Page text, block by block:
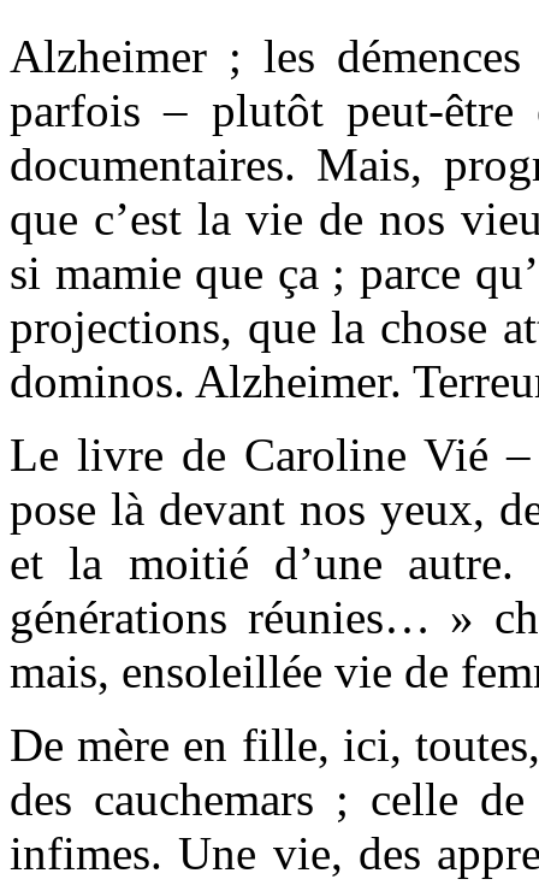
Alzheimer ; les
parfois – plutôt peut-
documentaires. Mais,
que c’est la vie de nos
si mamie que ça ; parce
projections, que la chose
dominos. Alzheimer.
Le livre de Caroline Vié
pose là devant nos yeux,
et la moitié d’une
générations réunies… »
mais, ensoleillée vie de
De mère en fille, ici,
des cauchemars ; celle
infimes. Une vie, des